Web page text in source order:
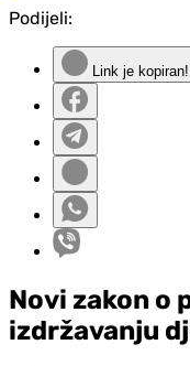
Podijeli:
Link je kopiran!
Novi zakon o
izdržavanju